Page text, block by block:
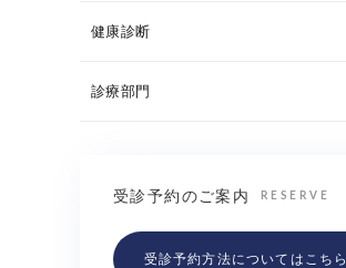
健康診断
診療部門
受診予約のご案内 RESERVE
受診予約方法についてはこちら